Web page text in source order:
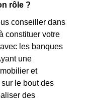
rôle ?
conseiller dans
constituer votre
les banques
une
et
le bout des
des